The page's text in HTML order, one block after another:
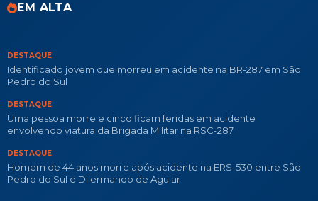
EM ALTA
DESTAQUE
Identificado jovem que morreu em acidente na BR-287 em São
Pedro do Sul
DESTAQUE
Uma pessoa morre e cinco ficam feridas em acidente
envolvendo viatura da Brigada Militar na RSC-287
DESTAQUE
Homem de 44 anos morre após acidente na ERS-530 entre São
Pedro do Sul e Dilermando de Aguiar